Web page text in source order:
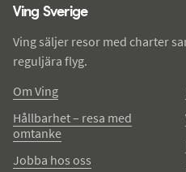
Ving Sverige
Ving säljer resor med charter
reguljära flyg.
Om Ving
Hållbarhet – resa med
omtanke
Jobba hos oss